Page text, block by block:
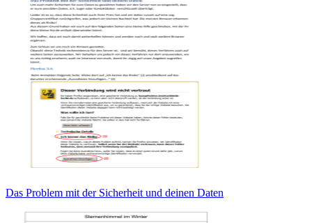
Das Problem mit der Sicherheit und deinen Daten